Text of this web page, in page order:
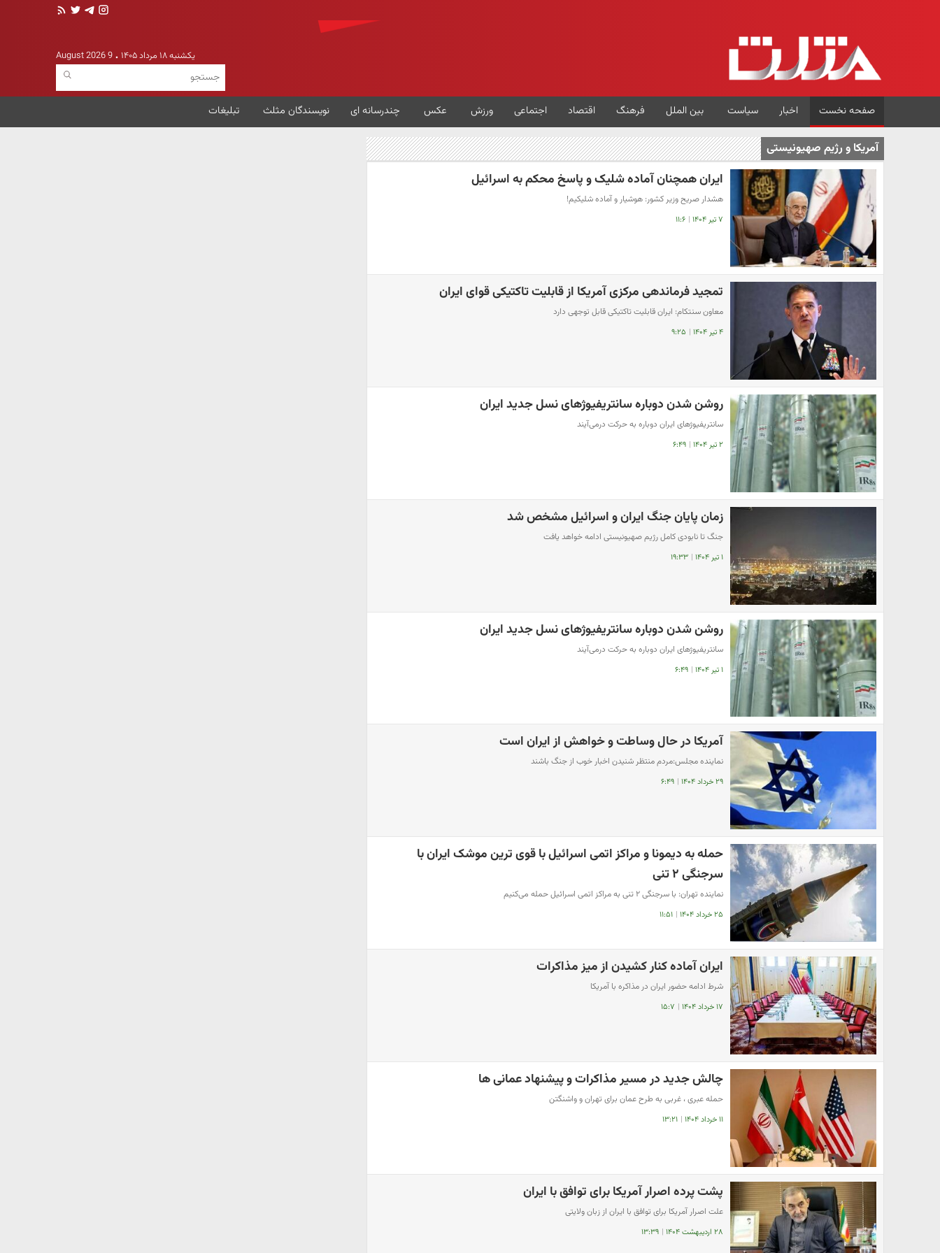
یکشنبه ۱۸ مرداد ۱۴۰۵ 9 August 2026
صفحه نخست اخبار سیاست بین الملل فرهنگ اقتصاد اجتماعی ورزش عکس چندرسانه ای نویسندگان مثلث تبلیغات
آمریکا و رژیم صهیونیستی
ایران همچنان آماده شلیک و پاسخ محکم به اسرائیل
هشدار صریح وزیر کشور: هوشیار و آماده شلیکیم!
۷ تیر ۱۴۰۴ | ۱۱:۶
تمجید فرماندهی مرکزی آمریکا از قابلیت تاکتیکی قوای ایران
معاون سنتکام: ایران قابلیت تاکتیکی قابل توجهی دارد
۴ تیر ۱۴۰۴ | ۹:۲۵
روشن شدن دوباره سانتریفیوژهای نسل جدید ایران
سانتریفیوژهای ایران دوباره به حرکت درمی‌آیند
۲ تیر ۱۴۰۴ | ۶:۴۹
زمان پایان جنگ ایران و اسرائیل مشخص شد
جنگ تا نابودی کامل رژیم صهیونیستی ادامه خواهد یافت
۱ تیر ۱۴۰۴ | ۱۹:۳۳
روشن شدن دوباره سانتریفیوژهای نسل جدید ایران
سانتریفیوژهای ایران دوباره به حرکت درمی‌آیند
۱ تیر ۱۴۰۴ | ۶:۴۹
آمریکا در حال وساطت و خواهش از ایران است
نماینده مجلس:مردم منتظر شنیدن اخبار خوب از جنگ باشند​
۲۹ خرداد ۱۴۰۴ | ۶:۴۹
حمله به دیمونا و مراکز اتمی اسرائیل با قوی ترین موشک ایران با
سرجنگی ۲ تنی
نماینده تهران: با سرجنگی ۲ تنی به مراکز اتمی اسرائیل حمله می‌کنیم
۲۵ خرداد ۱۴۰۴ | ۱۱:۵۱
ایران آماده کنار کشیدن از میز مذاکرات
شرط ادامه حضور ایران در مذاکره با آمریکا
۱۷ خرداد ۱۴۰۴ | ۱۵:۷
چالش جدید در مسیر مذاکرات و پیشنهاد عمانی ها
حمله عبری ، غربی به طرح عمان برای تهران و واشنگتن
۱۱ خرداد ۱۴۰۴ | ۱۳:۲۱
پشت پرده اصرار آمریکا برای توافق با ایران
علت اصرار آمریکا برای توافق با ایران از زبان ولایتی
۲۸ اردیبهشت ۱۴۰۴ | ۱۳:۳۹